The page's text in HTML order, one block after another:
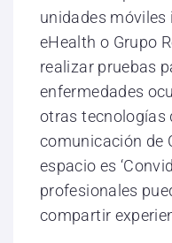
unidades
eHealth o Grupo
realizar pruebas
enfermedades
otras tecnologías
comunicación de
espacio es
profesionales
compartir